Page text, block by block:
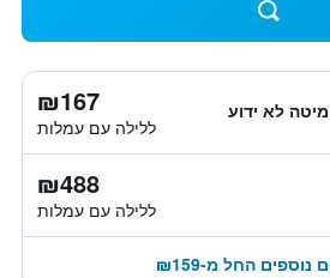
₪167
ללילה עם עמלות
₪488
ללילה עם עמלות